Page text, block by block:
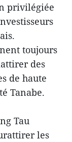
privilégiée
toujours
des
de haute
Tanabe.
Tau
les